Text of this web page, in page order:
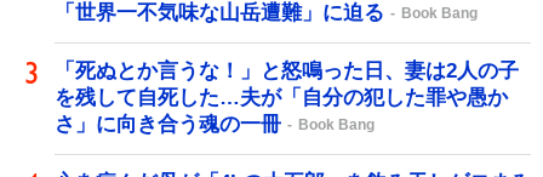
「世界一不気味な山岳遭難」に迫る
Book Bang
「死ぬとか言うな！」と怒鳴った日、妻は2人の子
を残して自死した…夫が「自分の犯した罪や愚か
さ」に向き合う魂の一冊
Book Bang